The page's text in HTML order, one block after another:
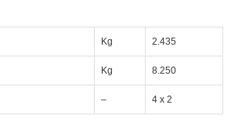
Kg 2.435
Kg 8.250
– 4 x 2